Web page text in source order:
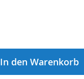
In den Warenkorb